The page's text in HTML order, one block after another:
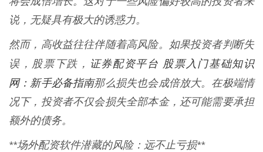
说，无疑具有极大的诱惑力。
然而，高收益往往伴随着高风险。如果投资者判断失
误，股票下跌， 证券配资平台 股票入门基础知识
网：新手必备指南那么损失也会成倍放大。在极端情
况下，投资者不仅会损失全部本金，还可能需要承担
额外的债务。
**场外配资软件潜藏的风险：远不止亏损**